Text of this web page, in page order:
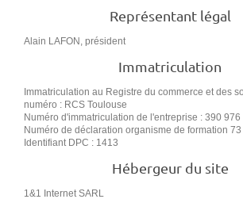
Représentant légal
Alain LAFON, président
Immatriculation
Immatriculation au Registre du commerce et des
numéro : RCS Toulouse
Numéro d'immatriculation de l'entreprise : 390
Numéro de déclaration organisme de formation
Identifiant DPC : 1413
Hébergeur du site
1&1 Internet SARL